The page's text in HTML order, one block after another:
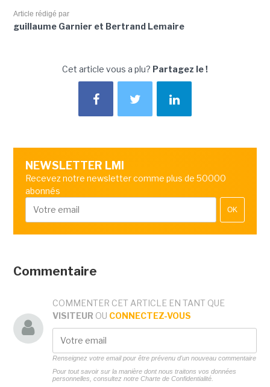
Article rédigé par
guillaume Garnier et Bertrand Lemaire
Cet article vous a plu? Partagez le !
NEWSLETTER LMI
Recevez notre newsletter comme plus de 50000
abonnés
OK
Commentaire
COMMENTER CET ARTICLE EN TANT QUE
VISITEUR OU CONNECTEZ-VOUS
Renseignez votre email pour être prévenu d'un nouveau commentaire
Pour tout savoir sur la manière dont nous traitons vos données
personnelles, consultez notre Charte de Confidentialité.